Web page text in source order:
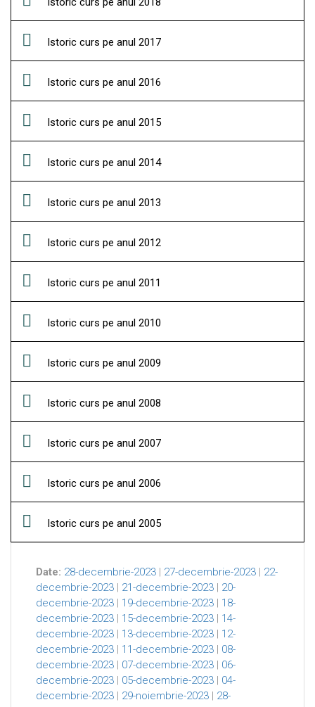
Istoric curs pe anul 2017
Istoric curs pe anul 2016
Istoric curs pe anul 2015
Istoric curs pe anul 2014
Istoric curs pe anul 2013
Istoric curs pe anul 2012
Istoric curs pe anul 2011
Istoric curs pe anul 2010
Istoric curs pe anul 2009
Istoric curs pe anul 2008
Istoric curs pe anul 2007
Istoric curs pe anul 2006
Istoric curs pe anul 2005
Date: 28-decembrie-2023 | 27-decembrie-2023 | 22-
decembrie-2023 | 21-decembrie-2023 | 20-
decembrie-2023 | 19-decembrie-2023 | 18-
decembrie-2023 | 15-decembrie-2023 | 14-
decembrie-2023 | 13-decembrie-2023 | 12-
decembrie-2023 | 11-decembrie-2023 | 08-
decembrie-2023 | 07-decembrie-2023 | 06-
decembrie-2023 | 05-decembrie-2023 | 04-
decembrie-2023 | 29-noiembrie-2023 | 28-